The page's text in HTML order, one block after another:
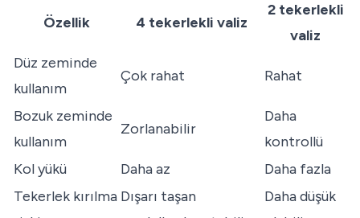
Özellik 4 tekerlekli valiz
2 tekerlekli
valiz
Düz zeminde
kullanım
Çok rahat Rahat
Bozuk zeminde
kullanım
Zorlanabilir
Daha
kontrollü
Kol yükü
Daha az
Daha fazla
Tekerlek kırılma Dışarı taşan
Daha düşük